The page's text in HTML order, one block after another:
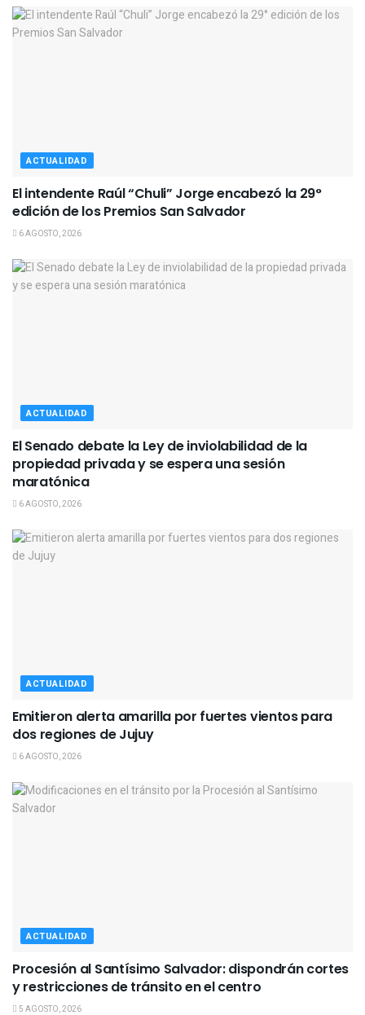
ACTUALIDAD
El intendente Raúl “Chuli” Jorge encabezó la 29°
edición de los Premios San Salvador
6 AGOSTO, 2026
ACTUALIDAD
El Senado debate la Ley de inviolabilidad de la
propiedad privada y se espera una sesión
maratónica
6 AGOSTO, 2026
ACTUALIDAD
Emitieron alerta amarilla por fuertes vientos para
dos regiones de Jujuy
6 AGOSTO, 2026
ACTUALIDAD
Procesión al Santísimo Salvador: dispondrán cortes
y restricciones de tránsito en el centro
5 AGOSTO, 2026